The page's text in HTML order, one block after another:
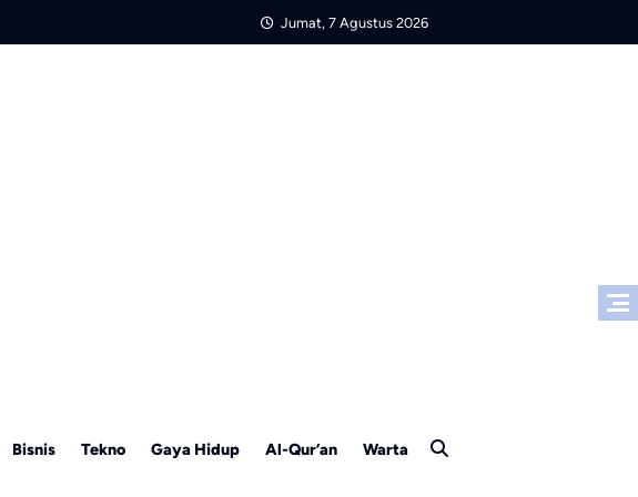
Jumat, 7 Agustus 2026
Bisnis Tekno Gaya Hidup Al-Qur’an Warta